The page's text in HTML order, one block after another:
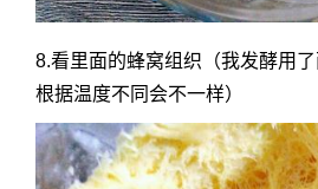
8.看里面的蜂窝组织（我发酵用
根据温度不同会不一样）